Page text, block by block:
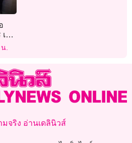
พื่อ
.
จริง อ่านเดลินิวส์